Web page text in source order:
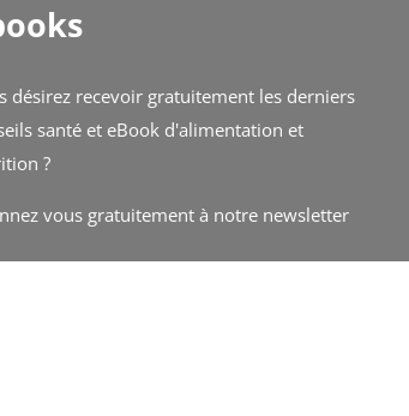
désirez recevoir gratuitement les derniers
santé et eBook d'alimentation et
?
vous gratuitement à notre newsletter